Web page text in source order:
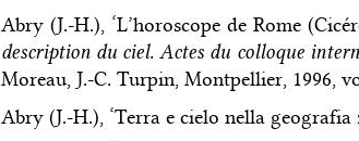
Abry (J.-H.), ‘L’horoscope de Rome
description du ciel. Actes du colloque
Moreau, J.-C. Turpin, Montpellier, 1996,
Abry (J.-H.), ‘Terra e cielo nella geografia